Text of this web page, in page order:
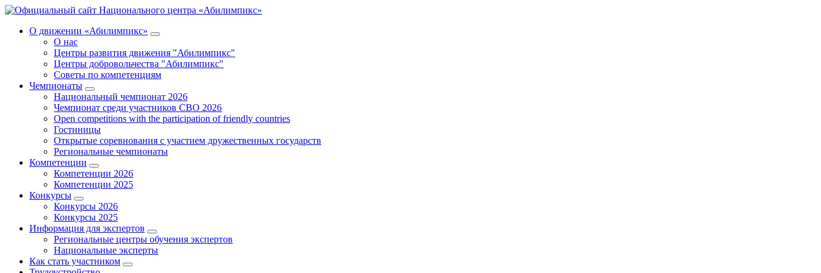
О движении «Абилимпикс»
О нас
Центры развития движения "Абилимпикс"
Центры добровольчества "Абилимпикс"
Советы по компетенциям
Чемпионаты
Национальный чемпионат 2026
Чемпионат среди участников СВО 2026
Open competitions with the participation of friendly countries
Гостиницы
Открытые соревнования с участием дружественных государств
Региональные чемпионаты
Компетенции
Компетенции 2026
Компетенции 2025
Конкурсы
Конкурсы 2026
Конкурсы 2025
Информация для экспертов
Региональные центры обучения экспертов
Национальные эксперты
Как стать участником